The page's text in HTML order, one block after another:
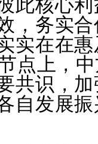
此核心
，务实
实在在
点上，
共识，
自发展